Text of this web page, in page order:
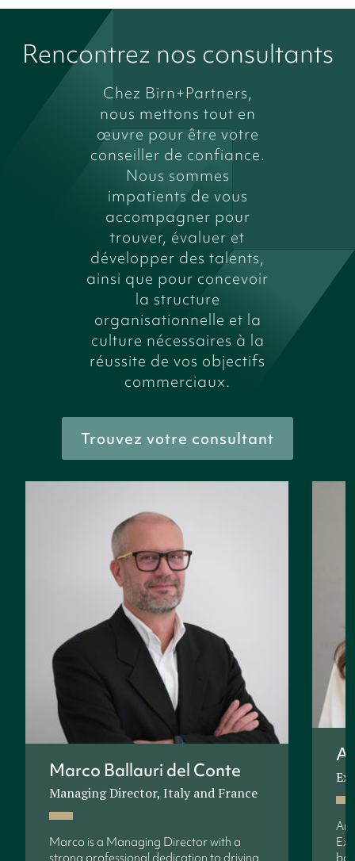
Rencontrez nos consultants
Chez Birn+Partners,
nous mettons tout en
œuvre pour être votre
conseiller de confiance.
Nous sommes
impatients de vous
accompagner pour
trouver, évaluer et
développer des talents,
ainsi que pour concevoir
la structure
organisationnelle et la
culture nécessaires à la
réussite de vos objectifs
commerciaux.
Trouvez votre consultant
Marco Ballauri del Conte
Managing Director, Italy and France
Marco is a Managing Director with a